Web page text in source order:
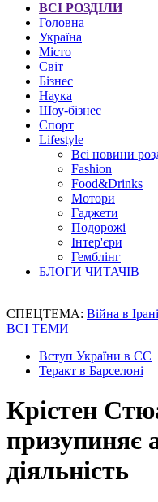
ВСІ РОЗДІЛИ
Головна
Україна
Місто
Світ
Бізнес
Наука
Шоу-бізнес
Спорт
Lifestyle
Всі новини
Fashion
Food&Drinks
Мотори
Гаджети
Подорожі
Інтер'єри
Гемблінг
БЛОГИ ЧИТАЧІВ
СПЕЦТЕМА: Війна в Ірані
ВСІ ТЕМИ
Вступ України в ЄС
Теракт в Барселоні
Крістен
призупиняє
діяльність